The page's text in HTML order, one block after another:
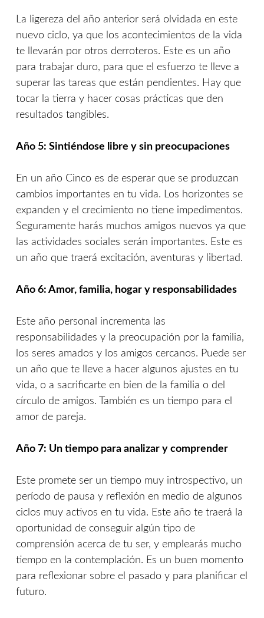
La ligereza del año anterior será olvidada en este
nuevo ciclo, ya que los acontecimientos de la vida
te llevarán por otros derroteros. Este es un año
para trabajar duro, para que el esfuerzo te lleve a
superar las tareas que están pendientes. Hay que
tocar la tierra y hacer cosas prácticas que den
resultados tangibles.
Año 5: Sintiéndose libre y sin preocupaciones
En un año Cinco es de esperar que se produzcan
cambios importantes en tu vida. Los horizontes se
expanden y el crecimiento no tiene impedimentos.
Seguramente harás muchos amigos nuevos ya que
las actividades sociales serán importantes. Este es
un año que traerá excitación, aventuras y libertad.
Año 6: Amor, familia, hogar y responsabilidades
Este año personal incrementa las
responsabilidades y la preocupación por la familia,
los seres amados y los amigos cercanos. Puede ser
un año que te lleve a hacer algunos ajustes en tu
vida, o a sacrificarte en bien de la familia o del
círculo de amigos. También es un tiempo para el
amor de pareja.
Año 7: Un tiempo para analizar y comprender
Este promete ser un tiempo muy introspectivo, un
período de pausa y reflexión en medio de algunos
ciclos muy activos en tu vida. Este año te traerá la
oportunidad de conseguir algún tipo de
comprensión acerca de tu ser, y emplearás mucho
tiempo en la contemplación. Es un buen momento
para reflexionar sobre el pasado y para planificar el
futuro.